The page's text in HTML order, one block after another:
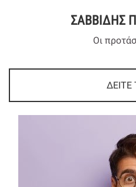
ΣΑΒΒΙΔΗΣ
Οι
ΔΕΙΤΕ